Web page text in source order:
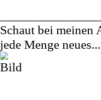
Schaut bei meinen
jede Menge neues...